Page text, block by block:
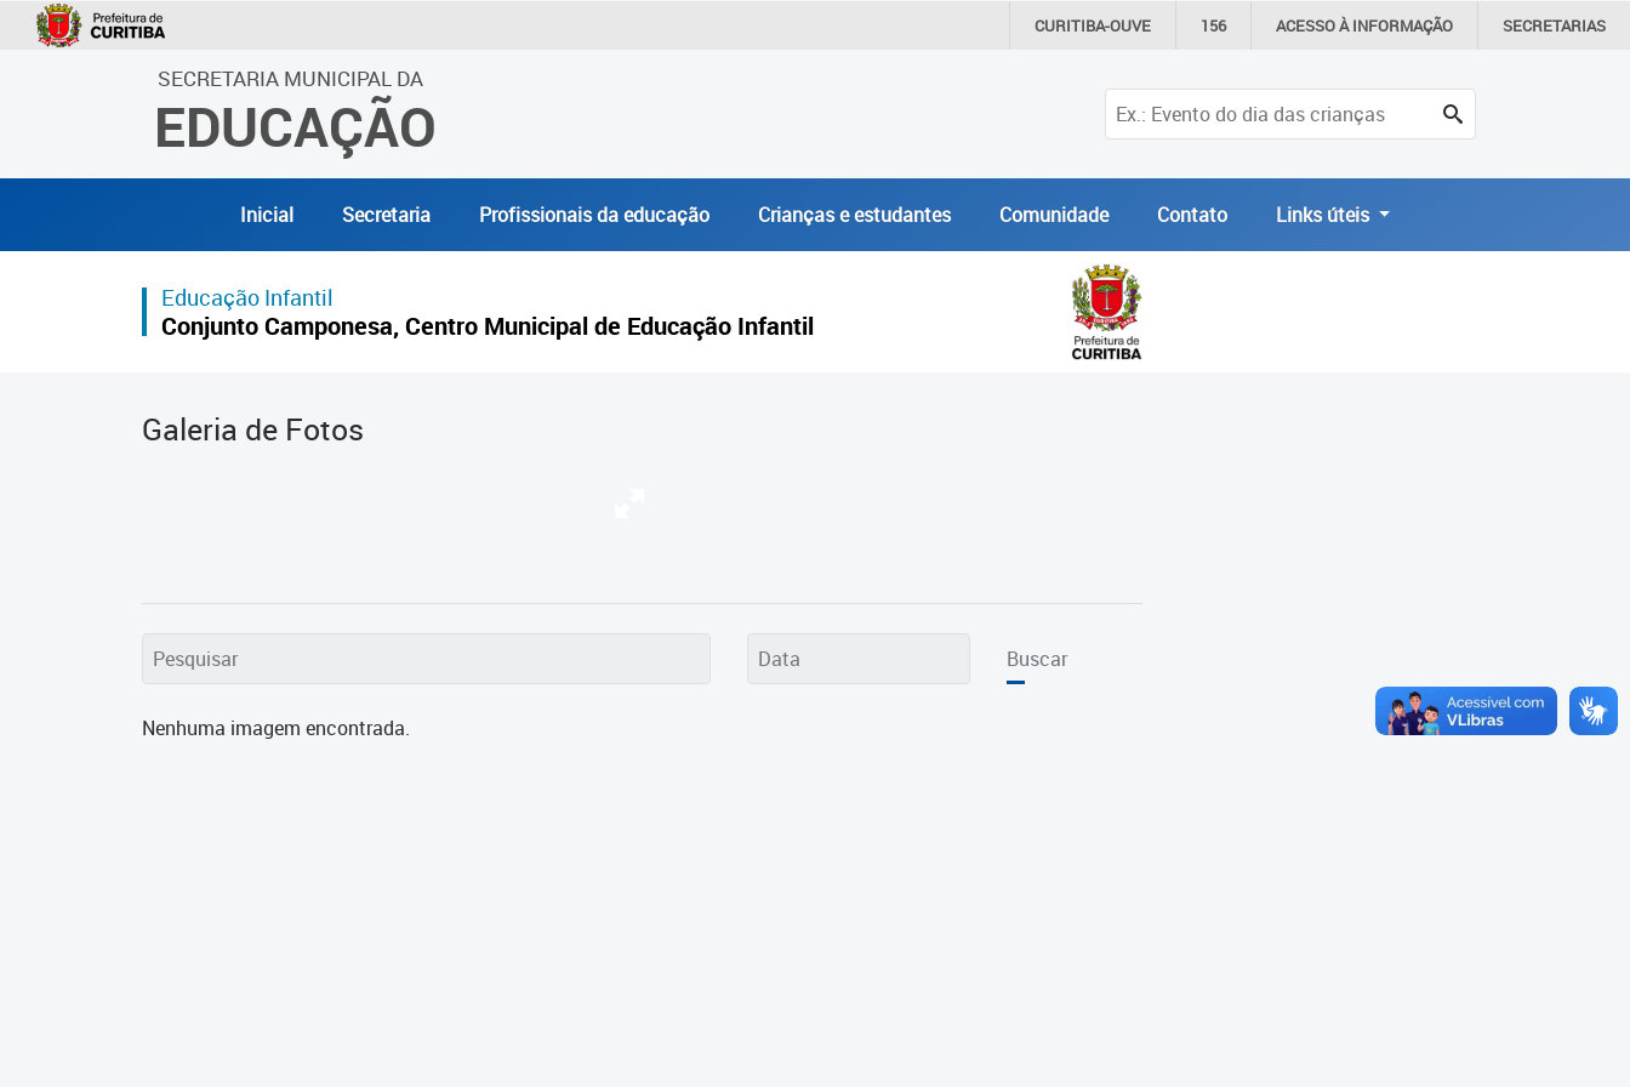
CURITIBA-OUVE 156 ACESSO ÀINFORMAÇÃO SECRETARIAS
SECRETARIA MUNICIPAL DA
EDUCAÇÃO
Inicial Secretaria Profissionais da educação Crianças e estudantes Comunidade Contato Links úteis
Educação Infantil
Conjunto Camponesa, Centro Municipal de Educação Infantil
Galeria de Fotos
Buscar
Nenhuma imagem encontrada.